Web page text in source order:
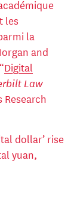
les
la
and
Digital
Law
Research
dollar’ rise
yuan,